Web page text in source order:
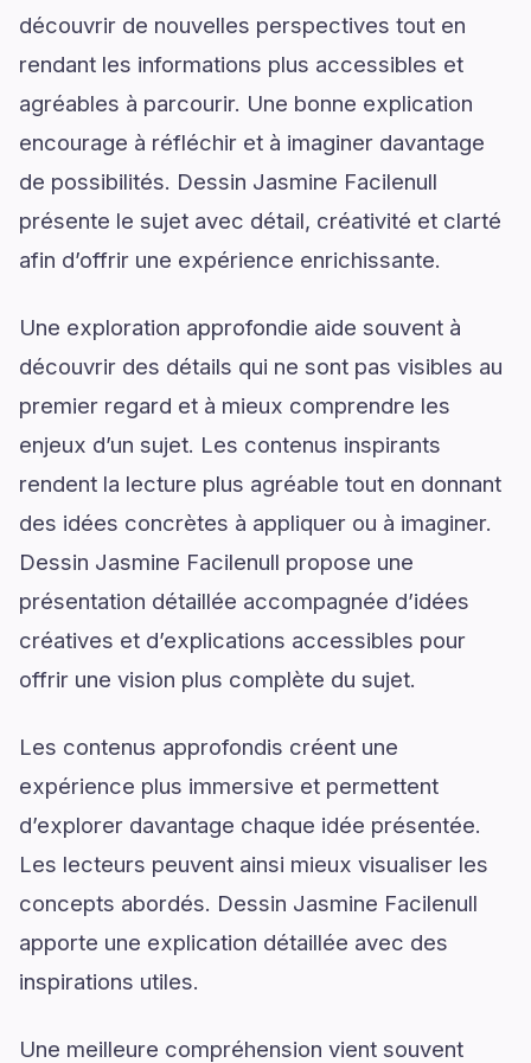
découvrir de nouvelles perspectives tout en
rendant les informations plus accessibles et
agréables à parcourir. Une bonne explication
encourage à réfléchir et à imaginer davantage
de possibilités. Dessin Jasmine Facilenull
présente le sujet avec détail, créativité et clarté
afin d’offrir une expérience enrichissante.
Une exploration approfondie aide souvent à
découvrir des détails qui ne sont pas visibles au
premier regard et à mieux comprendre les
enjeux d’un sujet. Les contenus inspirants
rendent la lecture plus agréable tout en donnant
des idées concrètes à appliquer ou à imaginer.
Dessin Jasmine Facilenull propose une
présentation détaillée accompagnée d’idées
créatives et d’explications accessibles pour
offrir une vision plus complète du sujet.
Les contenus approfondis créent une
expérience plus immersive et permettent
d’explorer davantage chaque idée présentée.
Les lecteurs peuvent ainsi mieux visualiser les
concepts abordés. Dessin Jasmine Facilenull
apporte une explication détaillée avec des
inspirations utiles.
Une meilleure compréhension vient souvent